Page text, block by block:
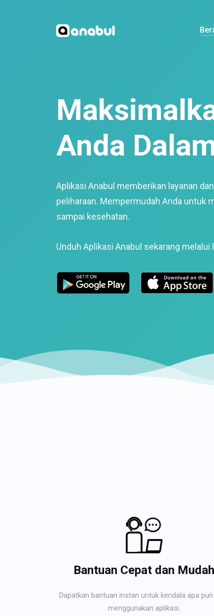
Anda
Aplikasi Anabul memberikan layanan
peliharaan. Mempermudah Anda untuk
sampai kesehatan.
Unduh Aplikasi Anabul sekarang melalui
Bantuan Cepat dan Mudah
Dapatkan bantuan instan untuk kendala apa
menggunakan aplikasi.